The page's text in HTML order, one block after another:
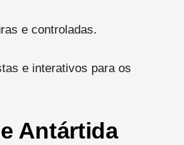
e controladas.
e interativos para os
Antártida